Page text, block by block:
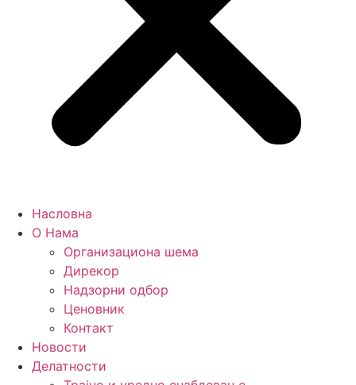
Насловна
О Нама
Организациона шема
Дирекор
Надзорни одбор
Ценовник
Контакт
Новости
Делатности